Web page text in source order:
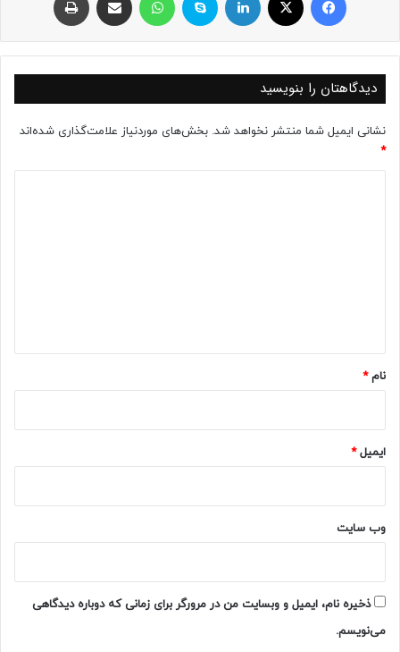
دیدگاهتان را بنویسید
نشانی ایمیل شما منتشر نخواهد شد. بخش‌های موردنیاز علامت‌گذاری شده‌اند
*
نام*
ایمیل*
وب‌ سایت
ذخیره نام، ایمیل و وبسایت من در مرورگر برای زمانی که دوباره دیدگاهی
می‌نویسم.